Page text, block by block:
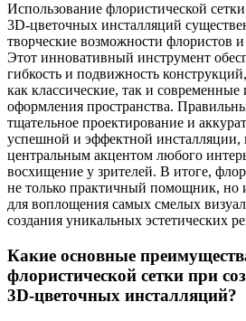
Использование флористической
3D-цветочных инсталляций
творческие возможности флористов
Этот инновативный инструмент
гибкость и подвижность
как классические, так и
оформления пространства.
тщательное проектирование и
успешной и эффектной инсталляции,
центральным акцентом любого
восхищение у зрителей. В итоге,
не только практичный помощник,
для воплощения самых смелых
создания уникальных эстетических
Какие основные
флористической сетки при
3D-цветочных инсталляций?